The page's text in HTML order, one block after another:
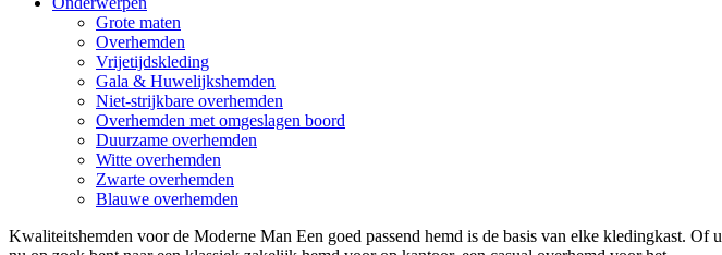
Grote maten
Overhemden
Vrijetijdskleding
Gala & Huwelijkshemden
Niet-strijkbare overhemden
Overhemden met omgeslagen boord
Duurzame overhemden
Witte overhemden
Zwarte overhemden
Blauwe overhemden
Kwaliteitshemden voor de Moderne Man Een goed passend hemd is de basis van elke kledingkast. Of u